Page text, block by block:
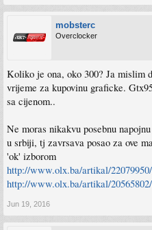
mobsterc
Overclocker
Koliko je ona, oko 300? Ja mislim
vrijeme za kupovinu graficke.
sa cijenom..
Ne moras nikakvu posebnu
u srbiji, tj zavrsava posao za ove
'ok' izborom
http://www.olx.ba/artikal/
http://www.olx.ba/artikal/
Jun 19, 2016